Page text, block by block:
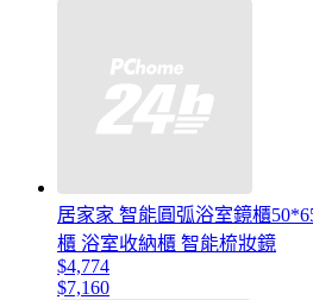
居家家 智能圓弧浴室鏡櫃
櫃 浴室收納櫃 智能梳妝鏡
$4,774
$7,160